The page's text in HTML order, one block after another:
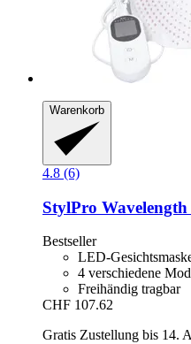
Warenkorb
4.8 (6)
StylPro
Bestseller
LED-
4 verschiedene
Freihändig tragbar
CHF 107.62
Gratis Zustellung bis 14.